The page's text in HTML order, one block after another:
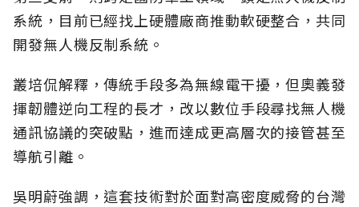
系統，目前已經找上硬體廠商推動軟硬整合，共同
開發無人機反制系統。
叢培侃解釋，傳統手段多為無線電干擾，但奧義發
揮韌體逆向工程的長才，改以數位手段尋找無人機
通訊協議的突破點，進而達成更高層次的接管甚至
導航引離。
吳明蔚強調，這套技術對於面對高密度威脅的台灣